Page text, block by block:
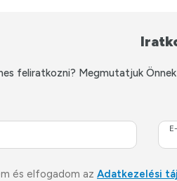
feliratkozni? Megmutatjuk
és elfogadom az Adatkezelési